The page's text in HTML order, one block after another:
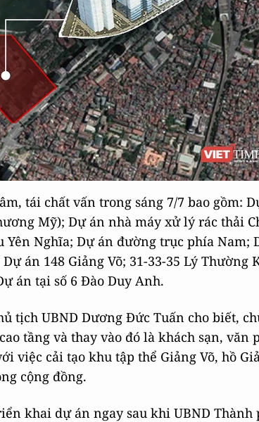
tái chất vấn trong sáng 7/7 bao gồm:
Mỹ); Dự án nhà máy xử lý rác thải
Nghĩa; Dự án đường trục phía Nam;
án 148 Giảng Võ; 31-33-35 Lý Thường
án tại số 6 Đào Duy Anh.
tịch UBND Dương Đức Tuấn cho biết,
tầng và thay vào đó là khách sạn, văn
việc cải tạo khu tập thể Giảng Võ, hồ
cộng đồng.
khai dự án ngay sau khi UBND Thành